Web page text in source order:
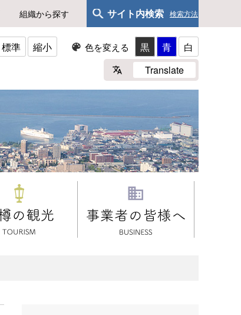
組織から探す サイト内検索 検索方法
標準 縮小 色を変える 黒 青
白
Translate